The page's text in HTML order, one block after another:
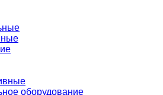
оборудование